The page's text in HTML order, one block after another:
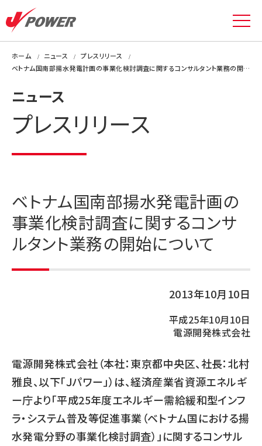
ホーム ニュース
プレスリリース
ベトナム国南部揚水発電計画の事業化検討調査に関するコンサルタント業務の開始について
ニュース
プレスリリース
ベトナム国南部揚水発電計画の
事業化検討調査に関するコンサ
ルタント業務の開始について
2013年10月10日
平成25年10月10日
電源開発株式会社
電源開発株式会社（本社：東京都中央区、社長：北村
雅良、以下「Ｊパワー」）は、経済産業省資源エネルギ
ー庁より「平成25年度エネルギー需給緩和型インフ
ラ・システム普及等促進事業（ベトナム国における揚
水発電分野の事業化検討調査）」に関するコンサル